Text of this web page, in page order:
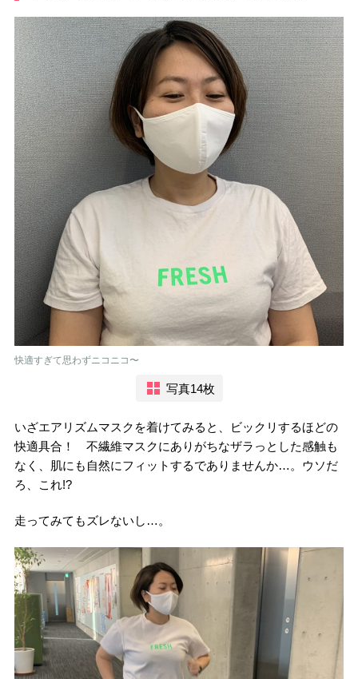
快適すぎて思わずニコニコ〜
写真14枚
いざエアリズムマスクを着けてみると、ビックリするほどの
快適具合！ 不繊維マスクにありがちなザラっとした感触も
なく、肌にも自然にフィットするでありませんか…。ウソだ
ろ、これ!?
走ってみてもズレないし…。